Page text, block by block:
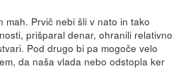
mah. Prvič nebi šli v nato in tako
prišparal denar, ohranili relativno
Pod drugo bi pa mogoče velo
da naša vlada nebo odstopla ker